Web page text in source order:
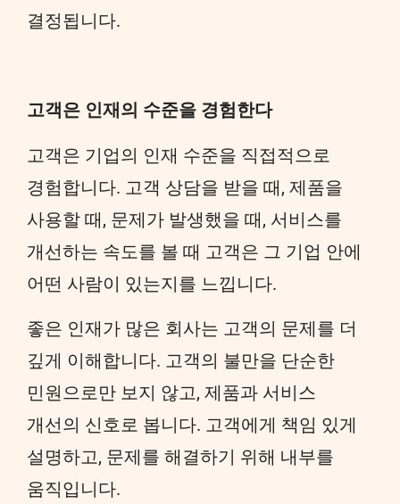
결정됩니다.
고객은 인재의 수준을 경험한다
고객은 기업의 인재 수준을 직접적으로
경험합니다. 고객 상담을 받을 때, 제품을
사용할 때, 문제가 발생했을 때, 서비스를
개선하는 속도를 볼 때 고객은 그 기업 안에
어떤 사람이 있는지를 느낍니다.
좋은 인재가 많은 회사는 고객의 문제를 더
깊게 이해합니다. 고객의 불만을 단순한
민원으로만 보지 않고, 제품과 서비스
개선의 신호로 봅니다. 고객에게 책임 있게
설명하고, 문제를 해결하기 위해 내부를
움직입니다.